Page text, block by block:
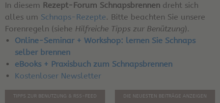
In diesem Rezept-Forum Schnapsbrennen dreht sich
alles um Schnaps-Rezepte. Bitte beachten Sie unsere
Forenregeln (siehe Hilfreiche Tipps zur Benützung).
Online-Seminar + Workshop: lernen Sie Schnaps
selber brennen
eBooks + Praxisbuch zum Schnapsbrennen
Kostenloser Newsletter
TIPPS ZUR BENUTZUNG & RSS-FEED DIE NEUESTEN BEITRÄGE ANZEIGEN